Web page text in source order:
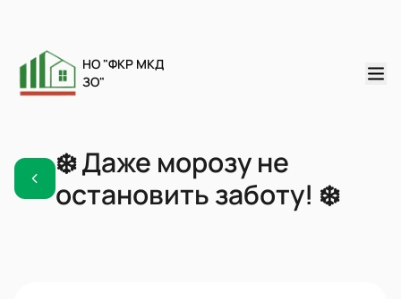
НО "ФКР МКД
ЗО"
❄️ Даже морозу не
остановить заботу! ❄️